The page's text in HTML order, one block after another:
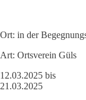
Ort: in der
Art: Ortsverein Güls
12.03.2025 bis
21.03.2025